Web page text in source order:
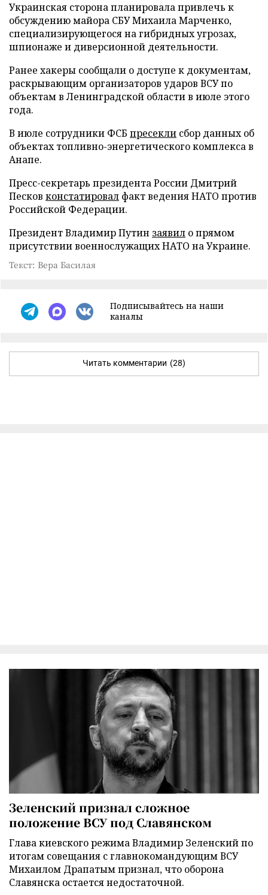
Украинская сторона планировала привлечь к
обсуждению майора СБУ Михаила Марченко,
специализирующегося на гибридных угрозах,
шпионаже и диверсионной деятельности.
Ранее хакеры сообщали о доступе к документам,
раскрывающим организаторов ударов ВСУ по
объектам в Ленинградской области в июле этого
года.
В июле сотрудники ФСБ пресекли сбор данных об
объектах топливно-энергетического комплекса в
Анапе.
Пресс-секретарь президента России Дмитрий
Песков констатировал факт ведения НАТО против
Российской Федерации.
Президент Владимир Путин заявил о прямом
присутствии военнослужащих НАТО на Украине.
Текст: Вера Басилая
Подписывайтесь на наши
каналы
Читать комментарии (28)
Зеленский признал сложное
положение ВСУ под Славянском
Глава киевского режима Владимир Зеленский по
итогам совещания с главнокомандующим ВСУ
Михаилом Драпатым признал, что оборона
Славянска остается недостаточной.